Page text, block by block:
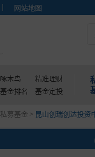
网站地图
啄木鸟
精准理财
基金排名 基金定投
私募基金 > 昆山创瑞创达投资